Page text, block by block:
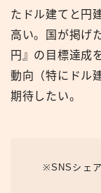
たドル建てと円
高い。国が掲げ
円』の目標達成
動向（特にドル
期待したい。
※SNSシェ